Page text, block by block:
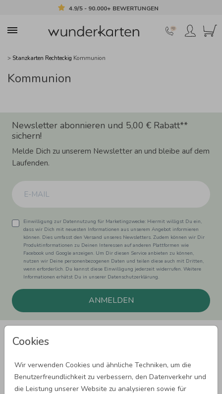
4.9/5 - 90.000+ BEWERTUNGEN
Cookies
Wir verwenden Cookies und ähnliche Techniken, um die
Benutzerfreundlichkeit zu verbessern, den Datenverkehr und
die Leistung unserer Website zu analysieren sowie für
> Stanzkarten Rechteckig Kommunion
Kommunion
Newsletter abonnieren und 5,00 € Rabatt**
sichern!
Melde Dich zu unserem Newsletter an und bleibe auf dem
Laufenden.
Einwilligung zur Datennutzung für Marketingzwecke: Hiermit willigst Du ein,
dass wir Dich mit neuesten Informationen aus unserem Angebot informieren
können. Dies umfasst den Versand unseres Newsletters. Zudem können wir Dir
Produktinformationen zu Deinen Interessen auf anderen Plattformen wie
Facebook und Google anzeigen. Um Dir diesen Service anbieten zu können,
nutzen wir Deine personenbezogenen Daten und teilen diese auch mit Dritten,
wenn erforderlich. Du kannst diese Einwilligung jederzeit widerrufen. Weitere
Informationen erhätst Du in unserer Datenschutzerklärung.
ANMELDEN
SPRÜCHE ZUM GEBURTSTAG